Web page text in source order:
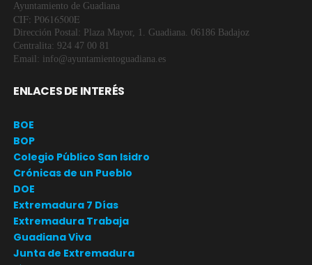
Ayuntamiento de Guadiana
CIF: P0616500E
Dirección Postal: Plaza Mayor, 1. Guadiana. 06186 Badajoz
Centralita: 924 47 00 81
Email: info@ayuntamientoguadiana.es
ENLACES DE INTERÉS
BOE
BOP
Colegio Público San Isidro
Crónicas de un Pueblo
DOE
Extremadura 7 Días
Extremadura Trabaja
Guadiana Viva
Junta de Extremadura